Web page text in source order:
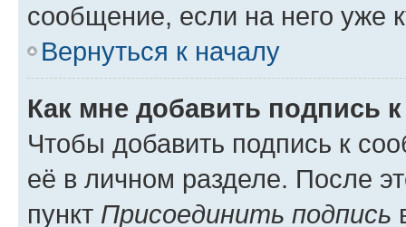
сообщение, если на него уже
Вернуться к началу
Как мне добавить подпись
Чтобы добавить подпись к
её в личном разделе. После
пункт Присоединить подпись